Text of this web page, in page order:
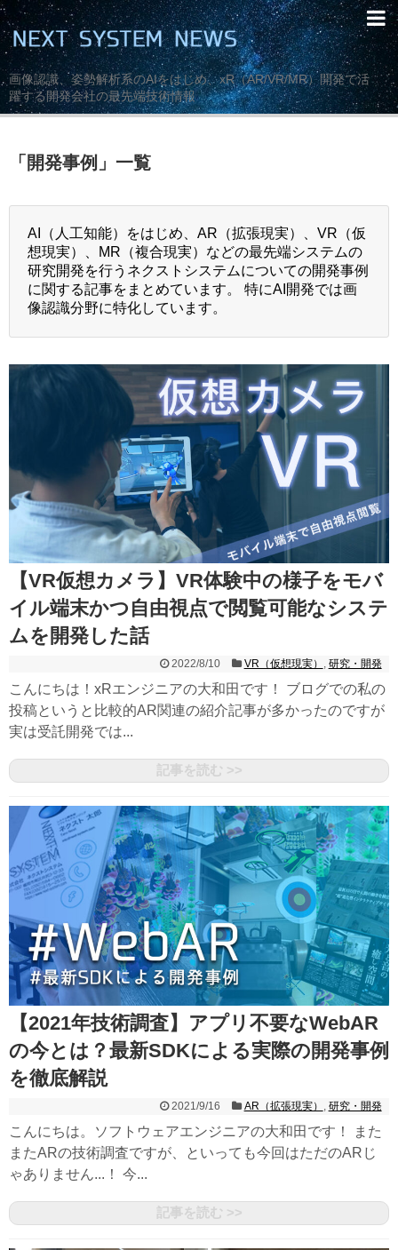
画像認識、姿勢解析系のAIをはじめ、xR（AR/VR/MR）開発で活
躍する開発会社の最先端技術情報
「 開発事例 」 一覧
AI（人工知能）をはじめ、AR（拡張現実）、VR（仮
想現実）、MR（複合現実）などの最先端システムの
研究開発を行うネクストシステムについての開発事例
に関する記事をまとめています。 特にAI開発では画
像認識分野に特化しています。
【VR仮想カメラ】VR体験中の様子をモバ
イル端末かつ自由視点で閲覧可能なシステ
ムを開発した話
2022/8/10 VR（仮想現実） , 研究・開発
こんにちは！xRエンジニアの大和田です！ ブログでの私の
投稿というと比較的AR関連の紹介記事が多かったのですが
実は受託開発では...
記事を読む >>
【2021年技術調査】アプリ不要なWebAR
の今とは？最新SDKによる実際の開発事例
を徹底解説
2021/9/16 AR（拡張現実） 研究・開発
こんにちは。ソフトウェアエンジニアの大和田です！ また
またARの技術調査ですが、といっても今回はただのARじ
ゃありません...！ 今...
記事を読む >>